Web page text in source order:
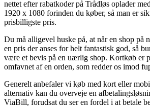
nettet efter rabatkoder på Trådløs oplader
1920 x 1080 forinden du køber, så man er
prisbilligste pris.
Du må alligevel huske på, at når en shop på
en pris der anses for helt fantastisk god, så
være et bevis på en uærlig shop. Kortkøb er
omfavnet af en orden, som redder os imod
Generelt anbefaler vi køb med kort eller
alternativ kan du overveje en
ViaBill, forudsat du ser en fordel i at betale